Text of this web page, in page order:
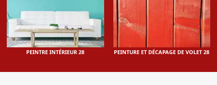
PEINTRE INTÉRIEUR 28 PEINTURE ET DÉCAPAGE DE VOLET 28